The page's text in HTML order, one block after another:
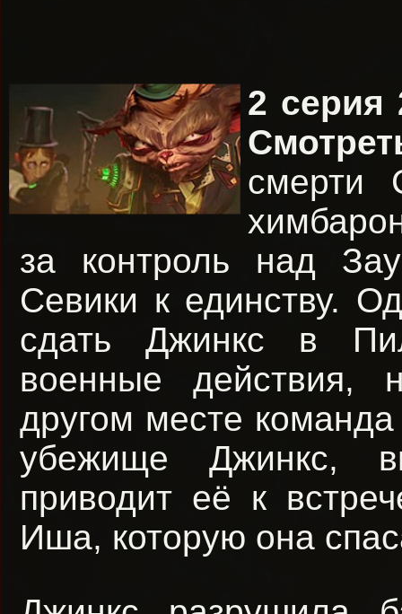
2 серия
смерти
за контроль над
Севики к единству.
сдать Джинкс в
военные действия,
другом месте
убежище Джинкс,
приводит её к
Иша, которую она